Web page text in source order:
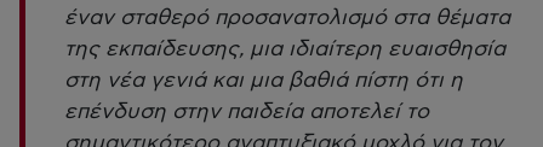
έναν σταθερό προσανατολισμό στα θέματα
της εκπαίδευσης, μια ιδιαίτερη ευαισθησία
στη νέα γενιά και μια βαθιά πίστη ότι η
επένδυση στην παιδεία αποτελεί το